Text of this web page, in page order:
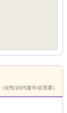
（女性/20代後半/自営業）